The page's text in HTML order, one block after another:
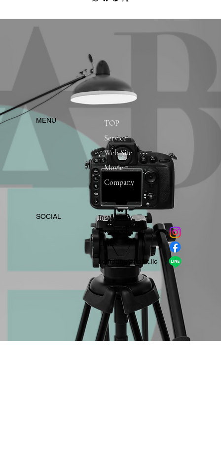
​MENU
TOP
Service
Web Site
Movie
Company
​SOCIAL
Instagram
​Facebook
company＠habit.llc